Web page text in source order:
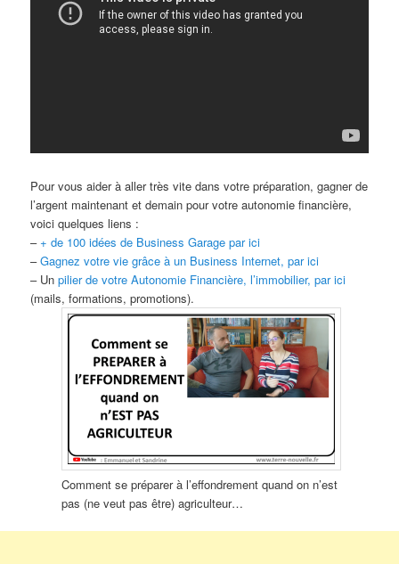
Pour vous aider à aller très vite dans votre préparation, gagner de
l’argent maintenant et demain pour votre autonomie financière,
voici quelques liens :
–+ de 100 idées de Business Garage par ici
–Gagnez votre vie grâce à un Business Internet, par ici
– Unpilier de votre Autonomie Financière, l’immobilier, par ici
(mails, formations, promotions).
Comment se préparer à l’effondrement quand on n’est
pas (ne veut pas être) agriculteur…